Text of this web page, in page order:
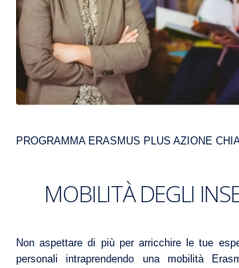
PROGRAMMA ERASMUS PLUS AZIONE
MOBILITÀ DEGLI
Non aspettare di più per arricchire le tue
personali intraprendendo una mobilità